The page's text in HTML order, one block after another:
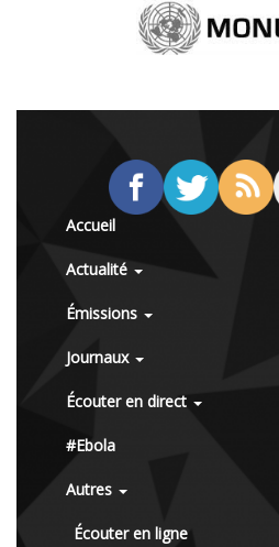
Accueil
Actualité
Émissions
Journaux
Écouter en direct
#Ebola
Autres
Écouter en ligne